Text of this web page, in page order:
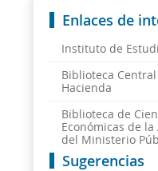
Enlaces de
Instituto de
Biblioteca
Hacienda
Biblioteca de
Económicas de
del Ministerio
Sugerencias